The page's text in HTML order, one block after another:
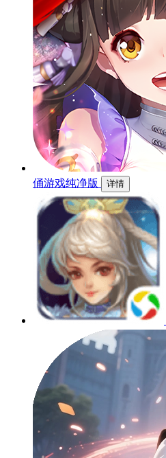
俑游戏纯净版
详情